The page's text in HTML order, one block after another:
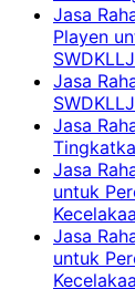
Jasa
Playen
SWDKLLJ
Jasa
Jasa
Jasa
untuk
Jasa
untuk